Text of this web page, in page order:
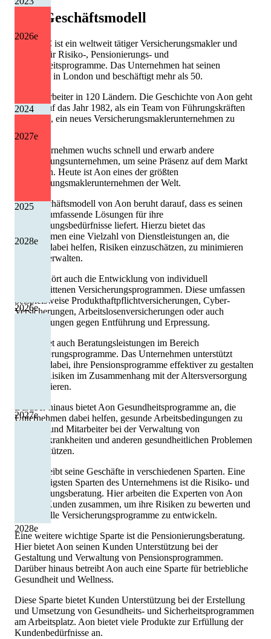
2026e
2027e
2028e
2024
2025
2026e
2027e
2028e
Geschäftsmodell
Aon PLC ist ein weltweit tätiger Versicherungsmakler und
Berater für Risiko-, Pensionierungs- und
Gesundheitsprogramme. Das Unternehmen hat seinen
Hauptsitz in London und beschäftigt mehr als 50.
000 Mitarbeiter in 120 Ländern. Die Geschichte von Aon geht
zurück auf das Jahr 1982, als ein Team von Führungskräften
beschloss, ein neues Versicherungsmaklerunternehmen zu
Das Unternehmen wuchs schnell und erwarb andere
Versicherungsunternehmen, um seine Präsenz auf dem Markt
zu stärken. Heute ist Aon eines der größten
Versicherungsmaklerunternehmen der Welt.
Das Geschäftsmodell von Aon beruht darauf, dass es seinen
Kunden umfassende Lösungen für ihre
Versicherungsbedürfnisse liefert. Hierzu bietet das
Unternehmen eine Vielzahl von Dienstleistungen an, die
Kunden dabei helfen, Risiken einzuschätzen, zu minimieren
und zu verwalten.
Dazu gehört auch die Entwicklung von individuell
zugeschnittenen Versicherungsprogrammen. Diese umfassen
beispielsweise Produkthaftpflichtversicherungen, Cyber-
Versicherungen, Arbeitslosenversicherungen oder auch
Versicherungen gegen Entführung und Erpressung.
Aon bietet auch Beratungsleistungen im Bereich
Pensionierungsprogramme. Das Unternehmen unterstützt
Kunden dabei, ihre Pensionsprogramme effektiver zu gestalten
und die Risiken im Zusammenhang mit der Altersversorgung
zu minimieren.
Darüber hinaus bietet Aon Gesundheitsprogramme an, die
Unternehmen dabei helfen, gesunde Arbeitsbedingungen zu
schaffen und Mitarbeiter bei der Verwaltung von
Langzeitkrankheiten und anderen gesundheitlichen Problemen
zu unterstützen.
Aon betreibt seine Geschäfte in verschiedenen Sparten. Eine
der wichtigsten Sparten des Unternehmens ist die Risiko- und
Versicherungsberatung. Hier arbeiten die Experten von Aon
eng mit Kunden zusammen, um ihre Risiken zu bewerten und
individuelle Versicherungsprogramme zu entwickeln.
Eine weitere wichtige Sparte ist die Pensionierungsberatung.
Hier bietet Aon seinen Kunden Unterstützung bei der
Gestaltung und Verwaltung von Pensionsprogrammen.
Darüber hinaus betreibt Aon auch eine Sparte für betriebliche
Gesundheit und Wellness.
Diese Sparte bietet Kunden Unterstützung bei der Erstellung
und Umsetzung von Gesundheits- und Sicherheitsprogrammen
am Arbeitsplatz. Aon bietet viele Produkte zur Erfüllung der
Kundenbedürfnisse an.